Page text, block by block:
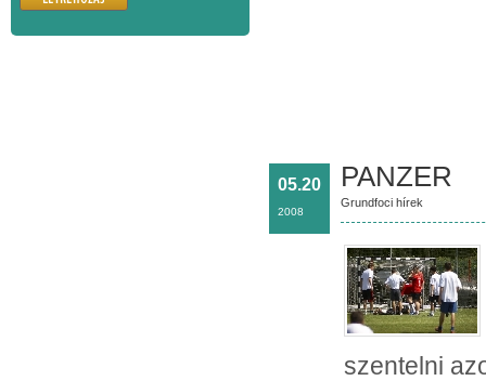
05.20
2008
PANZER
Grundfoci hírek
szentelni